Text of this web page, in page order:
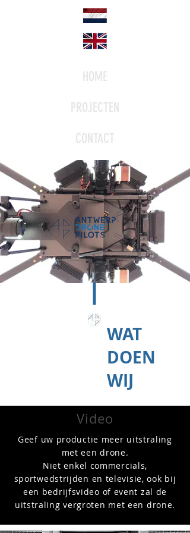
HOME
PROJECTEN
CONTACT
WAT
DOEN
WIJ
Video
Geef uw productie meer uitstraling
met een drone.
Niet enkel commercials,
sportwedstrijden en televisie, ook bij
een bedrijfsvideo of event zal de
uitstraling vergroten met een drone.